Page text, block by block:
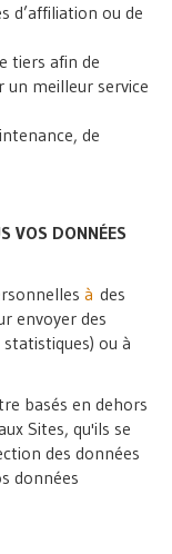
d’affiliation ou de
tiers afin de
meilleur service
de
DONNÉES
à des
envoyer des
ou à
basés en dehors
Sites, qu'ils se
des données
données